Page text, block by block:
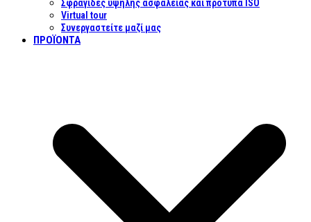
Σφραγίδες υψηλής ασφαλείας και πρότυπα ISO
Virtual tour
Συνεργαστείτε μαζί μας
ΠΡΟΪΌΝΤΑ